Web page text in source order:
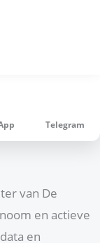
Telegram
van De
en actieve
en